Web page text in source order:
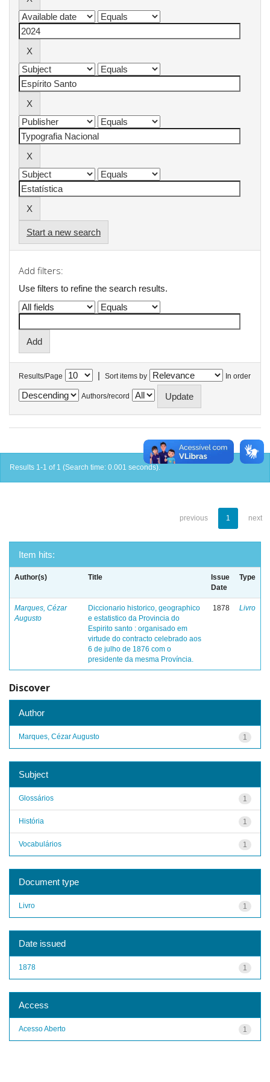
Start a new search
Add filters:
Use filters to refine the search results.
Results/Page | Sort items by In order
Authors/record
Results 1-1 of 1 (Search time: 0.001 seconds).
previous 1 next
Item hits:
Author(s) Title
Issue
Date
Type
Marques, Cézar
Augusto
Diccionario historico, geographico
e estatistico da Provincia do
Espirito santo : organisado em
virtude do contracto celebrado aos
6 de julho de 1876 com o
presidente da mesma Província.
1878 Livro
Discover
Author
1
Marques, Cézar Augusto
Subject
1
Glossários
1
História
1
Vocabulários
Document type
1
Livro
Date issued
1
1878
Access
1
Acesso Aberto